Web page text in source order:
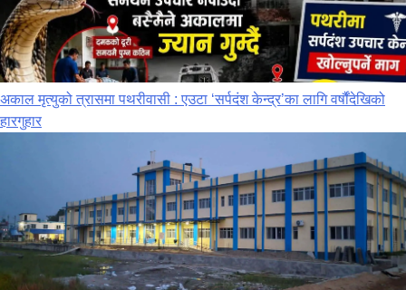
अकाल मृत्युको त्रासमा पथरीवासी : एउटा ‘सर्पदंश केन्द्र’का लागि वर्षौंदेखिको
हारगुहार